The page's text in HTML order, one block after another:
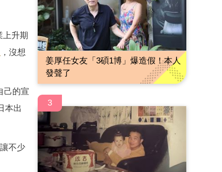
上升期
，沒想
己的宣
本出
不少
姜厚任女友「3碩1博」爆造假！本人
發聲了
3